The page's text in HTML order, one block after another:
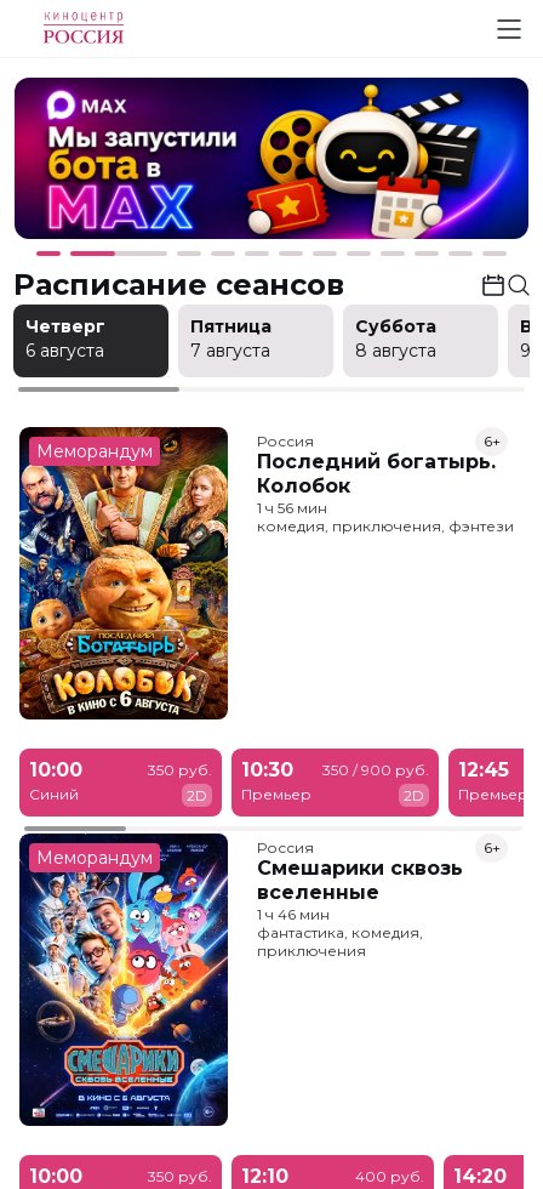
Расписание сеансов
Четверг
6 августа
Пятница
7 августа
Суббота
8 августа
9
Меморандум Россия
Последний богатырь.
Колобок
6+
1 ч 56 мин
комедия, приключения, фэнтези
10:00
Синий
350 руб.
2D
10:30
Премьер
350 / 900 руб.
2D
12:45
Премьер
Меморандум Россия
Смешарики сквозь
вселенные
6+
1 ч 46 мин
фантастика, комедия,
приключения
10:00
350 руб.
12:10
400 руб.
14:20